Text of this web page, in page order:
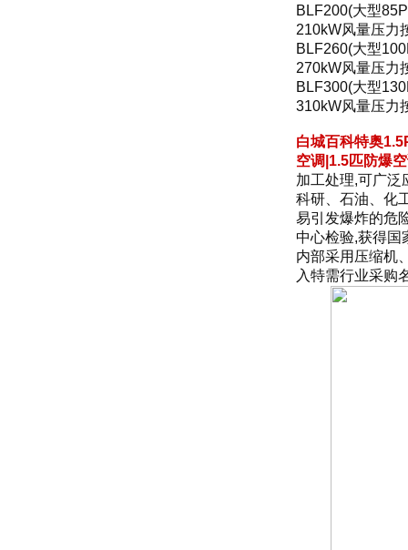
BLF200(大型
210kW风量压力
BLF260(大型
270kW风量压力
BLF300(大型
310kW风量压力
白城百科特奥
空调|1.5匹防爆
加工处理,可广泛
科研、石油、化
易引发爆炸的危
中心检验,获得国
内部采用压缩机
入特需行业采购